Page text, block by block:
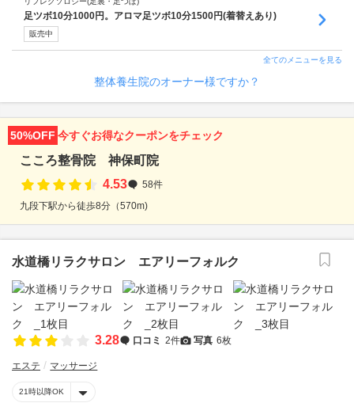
足ツボ10分1000円。アロマ足ツボ10分1500円(着替えあり)
販売中
全てのメニューを見る
整体養生院のオーナー様ですか？
50%OFF 今すぐお得なクーポンをチェック
こころ整骨院 神保町院
4.53
58件
九段下駅から徒歩8分（570m)
水道橋リラクサロン エアリーフォルク
3.28 口コミ 2件 写真 6枚
エステ マッサージ
21時以降OK